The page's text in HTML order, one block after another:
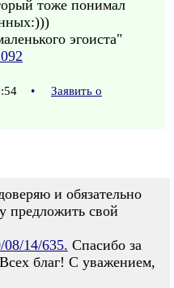
тоже понимал
эгоиста"
•
Заявить о
и обязательно
предложить свой
14/635. Спасибо за
благ! С уважением,